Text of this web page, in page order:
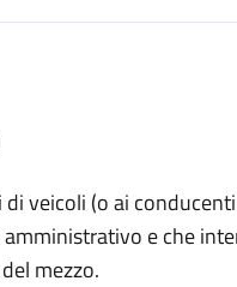
veicoli (o ai
e che
mezzo.